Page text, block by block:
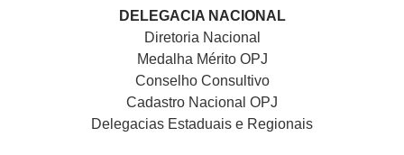
DELEGACIA NACIONAL
Diretoria Nacional
Medalha Mérito OPJ
Conselho Consultivo
Cadastro Nacional OPJ
Delegacias Estaduais e Regionais